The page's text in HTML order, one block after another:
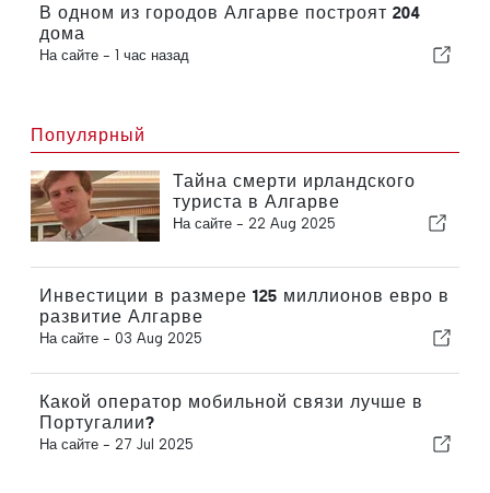
В одном из городов Алгарве построят 204
дома
На сайте - 1 час назад
Популярный
Тайна смерти ирландского
туриста в Алгарве
На сайте - 22 Aug 2025
Инвестиции в размере 125 миллионов евро в
развитие Алгарве
На сайте - 03 Aug 2025
Какой оператор мобильной связи лучше в
Португалии?
На сайте - 27 Jul 2025